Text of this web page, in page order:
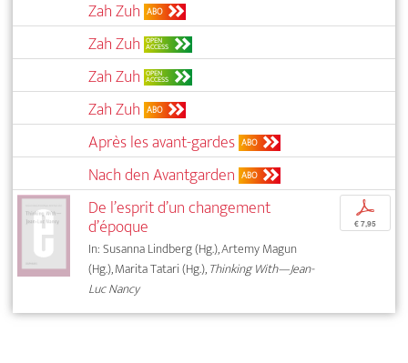
Zah Zuh ABO
Zah Zuh OPEN
ACCESS
Zah Zuh OPEN
ACCESS
Zah Zuh ABO
Après les avant-gardes ABO
Nach den Avantgarden ABO
De l’esprit d’un changement
d’époque
In: Susanna Lindberg (Hg.), Artemy Magun
(Hg.), Marita Tatari (Hg.),Thinking With—Jean-
Luc Nancy
p
€ 7,95